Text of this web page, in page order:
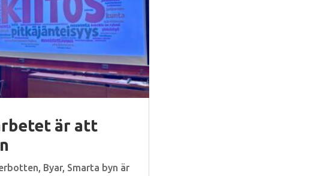
är att
, Byar, Smarta byn är